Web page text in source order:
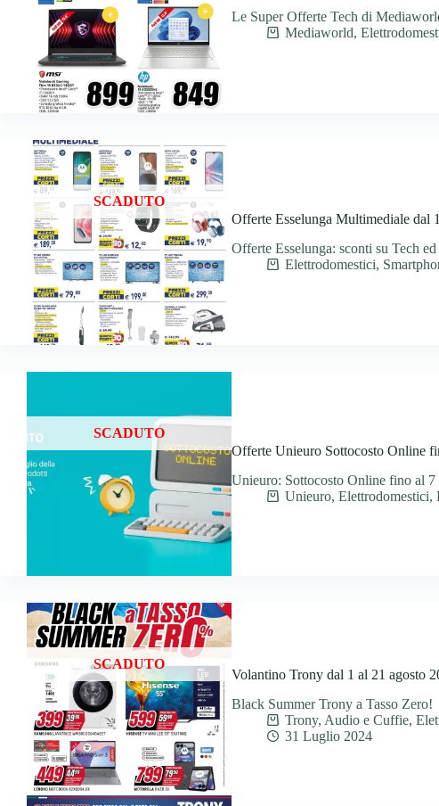
Le Super Offerte Tech di
Mediaworld,
SCADUTO
Offerte Esselunga Multimediale dal
Offerte Esselunga: sconti su Tech
Elettrodomestici,
SCADUTO
Offerte Unieuro Sottocosto Online
Unieuro: Sottocosto Online fino al 7
Unieuro, Elettrodomestici,
SCADUTO
Volantino Trony dal 1 al 21 agosto
Black Summer Trony a Tasso Zero!
Trony, Audio e Cuffie,
31 Luglio 2024